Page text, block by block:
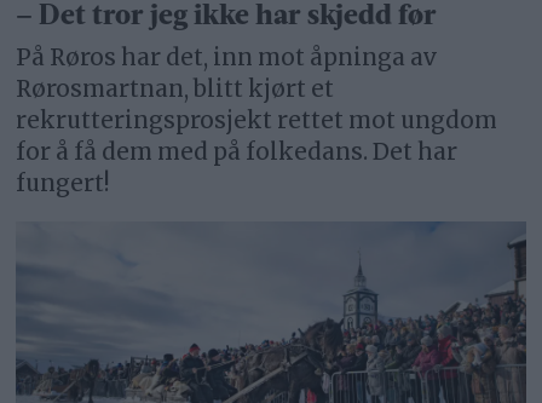
– Det tror jeg ikke har skjedd før
På Røros har det, inn mot åpninga av
Rørosmartnan, blitt kjørt et
rekrutteringsprosjekt rettet mot ungdom
for å få dem med på folkedans. Det har
fungert!